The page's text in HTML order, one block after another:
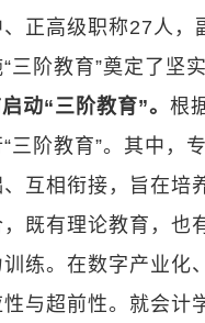
正高级职称27人，
三阶教育”奠定了坚
动“三阶教育”。 根
三阶教育”。其中，
互相衔接，旨在培
既有理论教育，也
训练。在数字产业化
与超前性。就会计